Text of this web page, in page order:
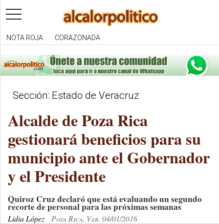
toggle
navigation
NOTA ROJA CORAZONADA
Sección: Estado de Veracruz
Alcalde de Poza Rica
gestionará beneficios para su
municipio ante el Gobernador
y el Presidente
Quiroz Cruz declaró que está evaluando un segundo
recorte de personal para las próximas semanas
Lidia López Poza Rica, Ver. 04/01/2016